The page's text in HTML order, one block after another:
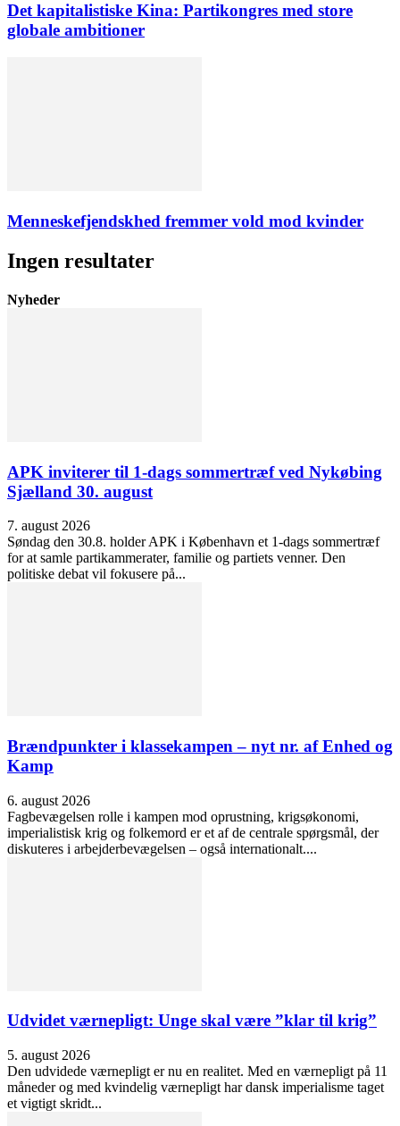
Det kapitalistiske Kina: Partikongres med store
globale ambitioner
Menneskefjendskhed fremmer vold mod kvinder
Ingen resultater
Nyheder
APK inviterer til 1-dags sommertræf ved Nykøbing
Sjælland 30. august
7. august 2026
Søndag den 30.8. holder APK i København et 1-dags sommertræf
for at samle partikammerater, familie og partiets venner. Den
politiske debat vil fokusere på...
Brændpunkter i klassekampen – nyt nr. af Enhed og
Kamp
6. august 2026
Fagbevægelsen rolle i kampen mod oprustning, krigsøkonomi,
imperialistisk krig og folkemord er et af de centrale spørgsmål, der
diskuteres i arbejderbevægelsen – også internationalt....
Udvidet værnepligt: Unge skal være ”klar til krig”
5. august 2026
Den udvidede værnepligt er nu en realitet. Med en værnepligt på 11
måneder og med kvindelig værnepligt har dansk imperialisme taget
et vigtigt skridt...